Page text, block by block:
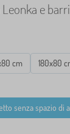
e
cm 180x80
senza spazio di